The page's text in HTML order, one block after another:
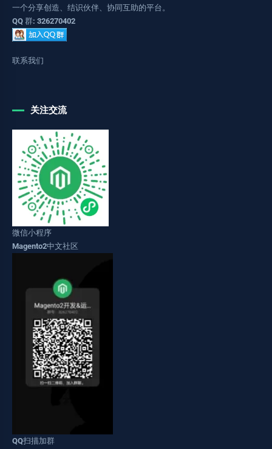
一个分享创造、结识伙伴、协同互助的平台。
QQ 群: 326270402
联系我们
关注交流
微信小程序
Magento2中文社区
QQ扫描加群